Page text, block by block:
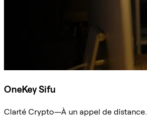
OneKey Sifu
Clarté Crypto—À un appel de distance.